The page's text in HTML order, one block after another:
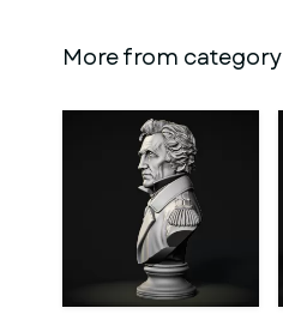
More from category